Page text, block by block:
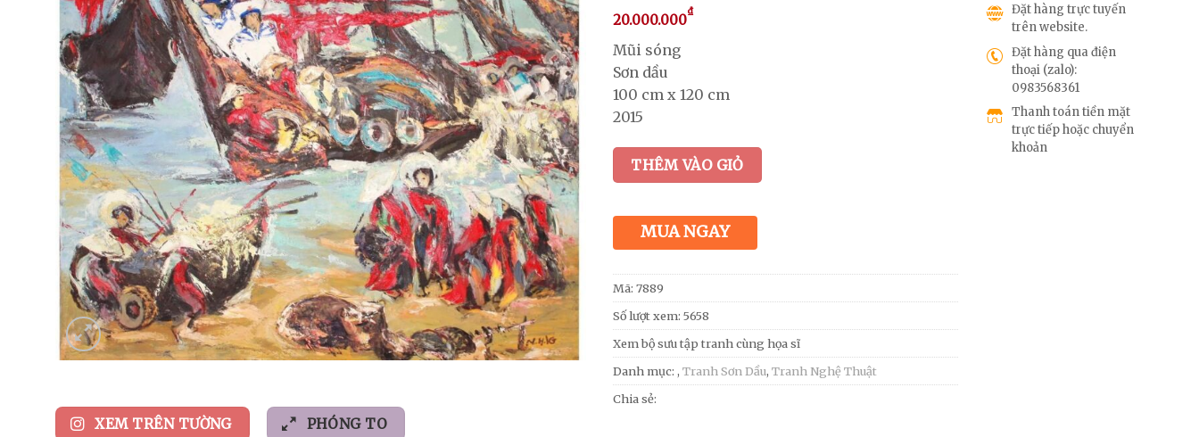
XEM TRÊN TƯỜNG PHÓNG TO
20.000.000₫
Mũi sóng
Sơn dầu
100 cm x 120 cm
2015
THÊM VÀO GIỎ
MUA NGAY
Mã: 7889
Số lượt xem: 5658
Xem bộ sưu tập tranh cùng họa sĩ
Danh mục: , Tranh Sơn Dầu, Tranh Nghệ Thuật
Chia sẻ:
Đặt hàng trực tuyến
trên website.
Đặt hàng qua điện
thoại (zalo):
0983568361
Thanh toán tiền mặt
trực tiếp hoặc chuyển
khoản